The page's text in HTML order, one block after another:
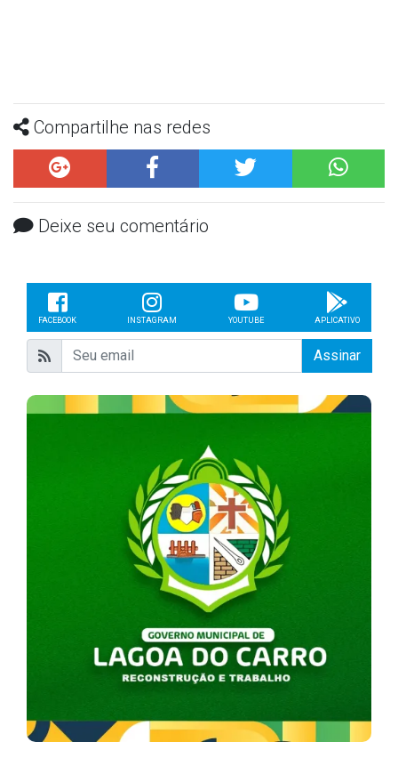
Compartilhe nas redes
Deixe seu comentário
FACEBOOK INSTAGRAM YOUTUBE APLICATIVO
Assinar